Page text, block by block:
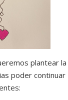
plantear la
poder continuar